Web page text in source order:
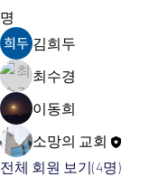
명
김희두
최수경
이동희
소망의 교회
전체 회원 보기(4명)